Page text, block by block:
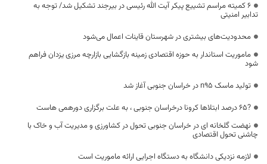
۶ کمیته‌ مراسم تشییع پیکر آیت الله رئیسی در بیرجند تشکیل شد/ توجه به
تدابیر امنیتی
محدودیت‌های بیشتری در شهرستان قاینات اعمال می‌شود
ماموریت استاندار به حوزه اقتصادی زمینه بازگشایی بازارچه مرزی یزدان فراهم
شود
تولید ماسک n۹۵ در خراسان جنوبی آغاز شد
?65 درصد ابتلاها کرونا درخراسان جنوبی ، به علت برگزاری دورهمی هاست
نهضت گلخانه ای در خراسان جنوبی تحول در کشاورزی و مدیریت آب و خاک با
چاشنی تحول اقتصادی
لازمه نزدیکی دانشگاه به دستگاه اجرایی ارائه ماموریت است